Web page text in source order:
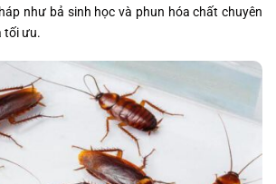
như bả sinh học và phun hóa chất chuyên
tối ưu.